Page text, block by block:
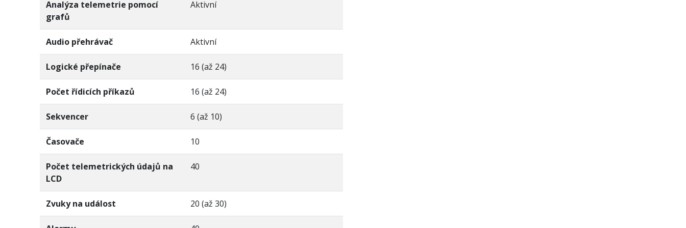
Analýza telemetrie pomocí
grafů
Aktivní
Audio přehrávač Aktivní
Logické přepínače 16 (až 24)
Počet řídicích příkazů 16 (až 24)
Sekvencer 6 (až 10)
Časovače 10
Počet telemetrických údajů na
LCD
40
Zvuky na událost 20 (až 30)